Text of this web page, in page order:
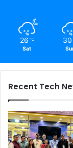
26 ℃
Sat
30
Recent Tech